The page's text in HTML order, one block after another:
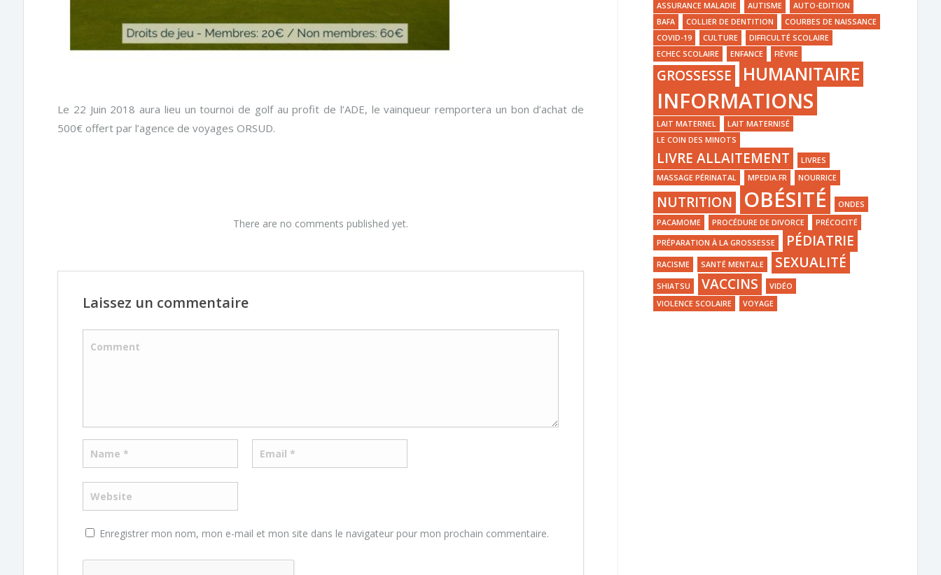
Le 22 Juin 2018 aura lieu un tournoi de golf au profit de l’ADE, le vainqueur remportera un bon d’achat de
500€ offert par l’agence de voyages ORSUD.
There are no comments published yet.
Laissez un commentaire
Enregistrer mon nom, mon e-mail et mon site dans le navigateur pour mon prochain commentaire.
ASSURANCE MALADIE AUTISME
AUTO-EDITION
BAFA
COLLIER DE DENTITION
COURBES DE NAISSANCE
COVID-19
CULTURE
DIFFICULTÉ SCOLAIRE
ECHEC SCOLAIRE
ENFANCE FIÈVRE
GROSSESSE HUMANITAIRE
INFORMATIONS
LAIT MATERNEL
LAIT MATERNISÉ
LE COIN DES MINOTS
LIVRE ALLAITEMENT
LIVRES
MASSAGE PÉRINATAL
MPEDIA.FR NOURRICE
NUTRITION OBÉSITÉ
ONDES
PACAMOME
PROCÉDURE DE DIVORCE PRÉCOCITÉ
PRÉPARATION À LA GROSSESSE PÉDIATRIE
RACISME SANTÉ MENTALE SEXUALITÉ
SHIATSU VACCINS
VIDÉO
VIOLENCE SCOLAIRE
VOYAGE